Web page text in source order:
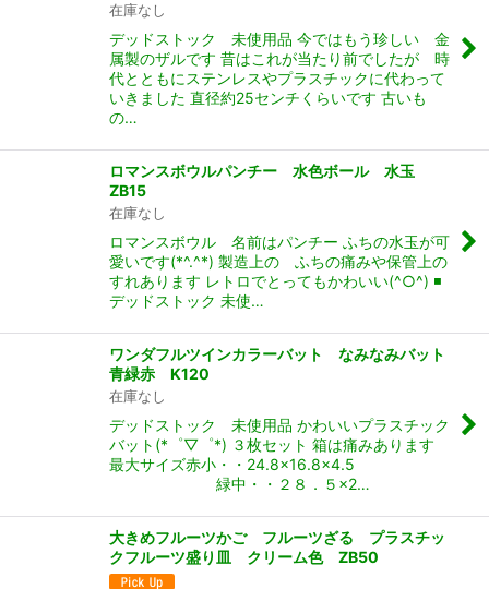
在庫なし
デッドストック 未使用品 今ではもう珍しい 金
属製のザルです 昔はこれが当たり前でしたが 時
代とともにステンレスやプラスチックに代わって
いきました 直径約25センチくらいです 古いも
の…
ロマンスボウルパンチー 水色ボール 水玉
ZB15
在庫なし
ロマンスボウル 名前はパンチー ふちの水玉が可
愛いです(*^.^*) 製造上の ふちの痛みや保管上の
すれあります レトロでとってもかわいい(^○^) ◾️
デッドストック 未使…
ワンダフルツインカラーバット なみなみバット
青緑赤 K120
在庫なし
デッドストック 未使用品 かわいいプラスチック
バット(*゜▽゜*) ３枚セット 箱は痛みあります
最大サイズ赤小・・24.8×16.8×4.5
緑中・・２８．５×2…
大きめフルーツかご フルーツざる プラスチッ
クフルーツ盛り皿 クリーム色 ZB50